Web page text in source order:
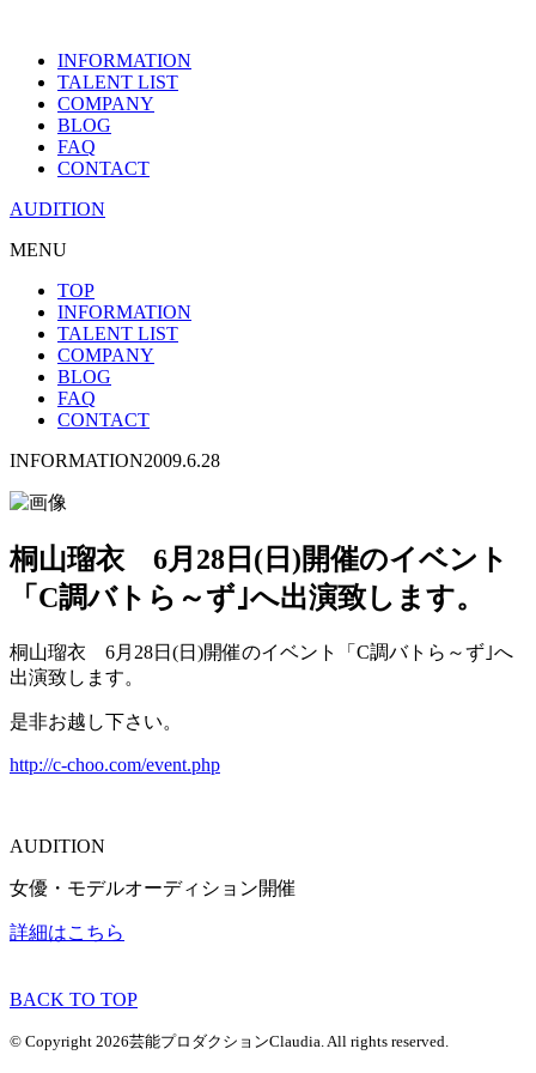
INFORMATION
TALENT LIST
COMPANY
BLOG
FAQ
CONTACT
AUDITION
MENU
TOP
INFORMATION
TALENT LIST
COMPANY
BLOG
FAQ
CONTACT
INFORMATION2009.6.28
桐山瑠衣 6月28日(日)開催のイベント
「C調バトら～ず｣へ出演致します。
桐山瑠衣 6月28日(日)開催のイベント「C調バトら～ず｣へ
出演致します。
是非お越し下さい。
http://c-choo.com/event.php
AUDITION
女優・モデルオーディション開催
詳細はこちら
BACK TO TOP
© Copyright 2026芸能プロダクションClaudia. All rights reserved.